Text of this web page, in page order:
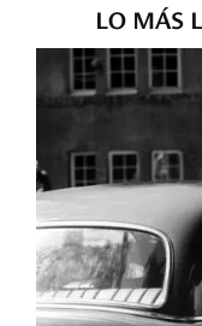
LO MÁS